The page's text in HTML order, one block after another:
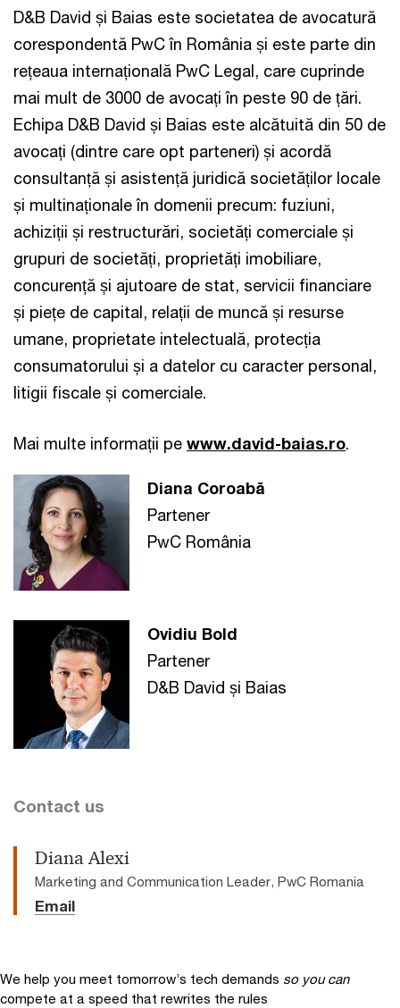
D&B David și Baias este societatea de avocatură
corespondentă PwC în România și este parte din
rețeaua internațională PwC Legal, care cuprinde
mai mult de 3000 de avocați în peste 90 de țări.
Echipa D&B David și Baias este alcătuită din 50 de
avocați (dintre care opt parteneri) și acordă
consultanță și asistență juridică societăților locale
și multinaționale în domenii precum: fuziuni,
achiziții și restructurări, societăți comerciale și
grupuri de societăți, proprietăți imobiliare,
concurență și ajutoare de stat, servicii financiare
și piețe de capital, relații de muncă și resurse
umane, proprietate intelectuală, protecția
consumatorului și a datelor cu caracter personal,
litigii fiscale și comerciale.
Mai multe informații pe www.david-baias.ro.
Diana Coroabă
Partener
PwC România
Ovidiu Bold
Partener
D&B David și Baias
Contact us
Diana Alexi
Marketing and Communication Leader, PwC Romania
Email
We help you meet tomorrow’s tech demands so you can
compete at a speed that rewrites the rules